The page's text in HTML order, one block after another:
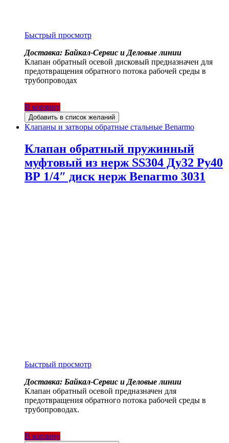
Быстрый просмотр
Доставка: Байкал-Сервис и Деловые линии
Клапан обратный осевой дисковый предназначен для
предотвращения обратного потока рабочей среды в
трубопроводах
В корзину
Добавить в список желаний
Клапаны и затворы обратные стальные Benarmo
Клапан обратный пружинный
муфтовый из нерж SS304 Ду32 Ру40
ВР 1/4″ диск нерж Benarmo 3031
Быстрый просмотр
Доставка: Байкал-Сервис и Деловые линии
Клапан обратный осевой предназначен для
предотвращения обратного потока рабочей среды в
трубопроводах.
В корзину